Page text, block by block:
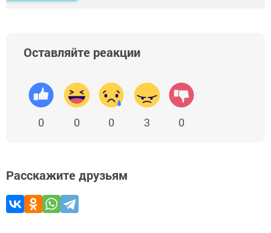
Оставляйте реакции
0 0 0 3 0
Расскажите друзьям